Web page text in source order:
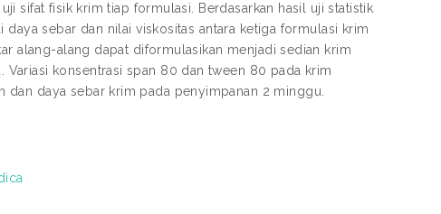
sifat fisik krim tiap formulasi. Berdasarkan hasil uji statistik
sebar dan nilai viskositas antara ketiga formulasi krim
alang-alang dapat diformulasikan menjadi sedian krim
konsentrasi span 80 dan tween 80 pada krim
daya sebar krim pada penyimpanan 2 minggu.